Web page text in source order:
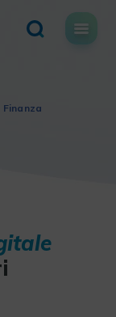
Finanza